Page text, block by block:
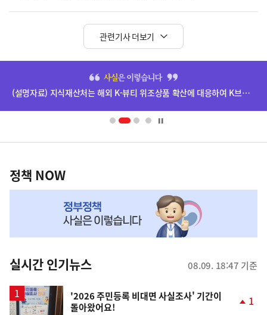
관련기사 더보기
영
(설명자료) 지식재산처는 해외 K-뷰티 위조상품 확산에 대응하여 K브랜드 정부인증, 유통차단, 국제공조까지 K-브랜드 보호를 강화하고 있습니다.
책
NOW,
뉴
스
정책 NOW
실시간 인기뉴스 08.09. 18:47 기준
'2026 주민등록 비대면 사실조사' 기간이
돌아왔어요!
1